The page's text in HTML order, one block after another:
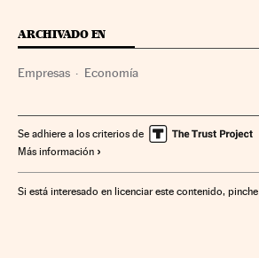
ARCHIVADO EN
Empresas Economía
Se adhiere a los criterios de
Más información
Si está interesado en licenciar este contenido, pinche